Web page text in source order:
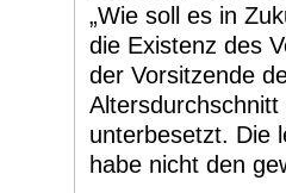
„Wie soll es in
die Existenz des
der Vorsitzende
unterbesetzt. Die
habe nicht den